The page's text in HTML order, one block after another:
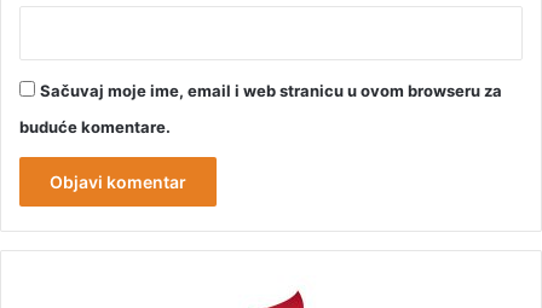
Sačuvaj moje ime, email i web stranicu u ovom browseru za
buduće komentare.